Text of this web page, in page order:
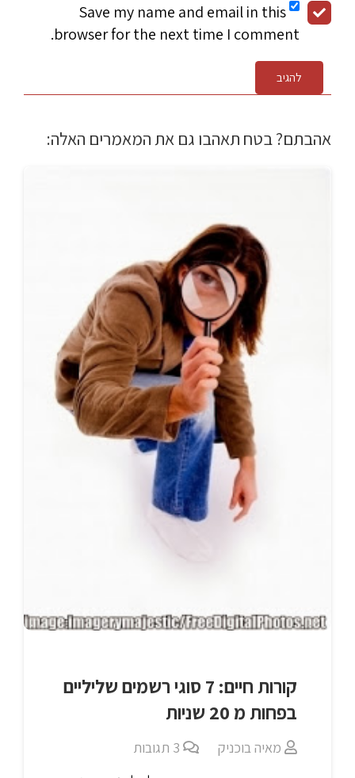
Save my name and email in this
browser for the next time I comment.
להגיב
אהבתם? בטח תאהבו גם את המאמרים האלה:
קורות חיים: 7 סוגי רשמים שליליים
בפחות מ 20 שניות
מאיה בוכניק 3 תגובות